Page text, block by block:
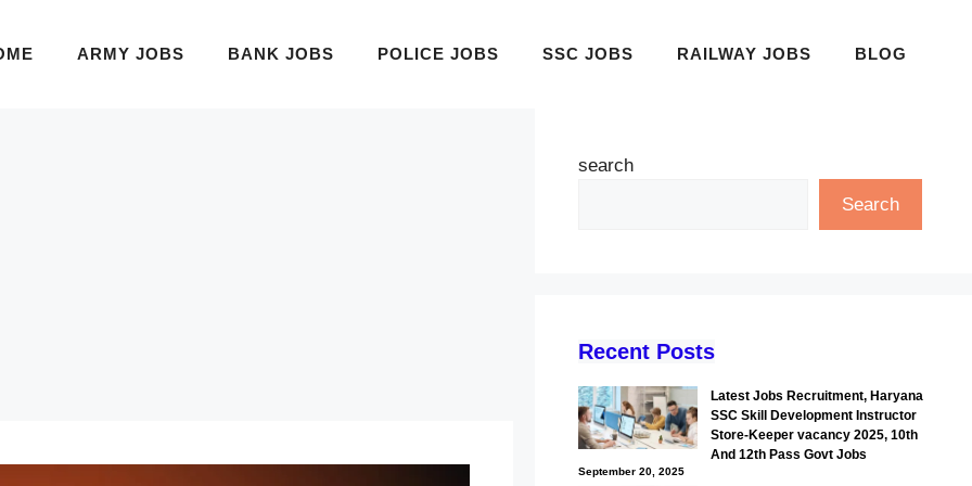
ARMY JOBS BANK JOBS POLICE JOBS SSC JOBS RAILWAY JOBS BLOG
search
Search
Recent Posts
Latest Jobs Recruitment, Haryana
SSC Skill Development Instructor
Store-Keeper vacancy 2025, 10th
And 12th Pass Govt Jobs
September 20, 2025